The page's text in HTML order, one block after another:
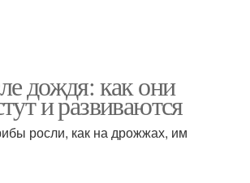
дождя: как они
и развиваются
росли, как на дрожжах, им